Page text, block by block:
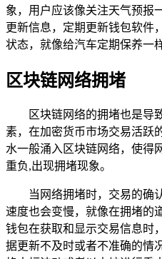
象，用户应该像关注天气预报
更新信息，定期更新钱包软件
状态，就像给汽车定期保养一
区块链网络拥堵
区块链网络的拥堵也是导
素，在加密货币市场交易活跃
水一般涌入区块链网络，使得
重负,出现拥堵现象。
当网络拥堵时，交易的确
速度也会变慢，就像在拥堵的
钱包在获取和显示交易信息时
据更新不及时或者不准确的情